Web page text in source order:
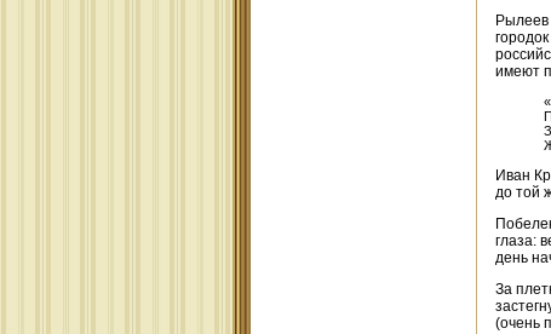
Рылеев
имеют
Иван
до той
глаза:
день
За
(очень